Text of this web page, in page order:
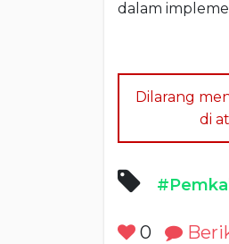
dalam
Dilarang
di
0